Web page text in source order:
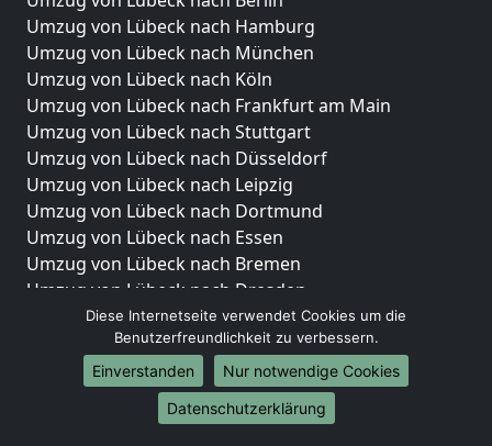
Umzug von Lübeck nach Hamburg
Umzug von Lübeck nach München
Umzug von Lübeck nach Köln
Umzug von Lübeck nach Frankfurt am Main
Umzug von Lübeck nach Stuttgart
Umzug von Lübeck nach Düsseldorf
Umzug von Lübeck nach Leipzig
Umzug von Lübeck nach Dortmund
Umzug von Lübeck nach Essen
Umzug von Lübeck nach Bremen
Umzug von Lübeck nach Dresden
Umzug von Lübeck nach Hannover
Umzug von Lübeck nach Nürnberg
Umzug von Lübeck nach Duisburg
Umzug von Lübeck nach Bochum
Umzug von Lübeck nach Wuppertal
Diese Internetseite verwendet Cookies um die
Benutzerfreundlichkeit zu verbessern.
Einverstanden
Nur notwendige Cookies
Datenschutzerklärung